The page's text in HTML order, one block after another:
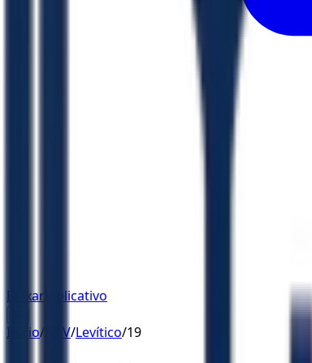
Baixar Aplicativo
Início/ NBV/Levítico/19